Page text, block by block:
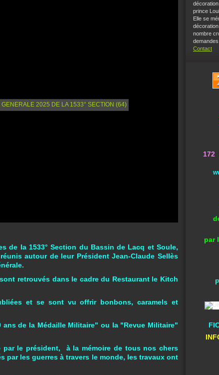
de la 1533° Section du Bassin de Lacq et Soule,
autour de leur Président Jean-Claude Sellès
retrouvés dans le cadre du Restaurant le Kitch
et se sont vu offrir bonbons, caramels et
ans de la Médaille Militaire" ou la "Revue Militaire"
par le président, à la mémoire de tous nos chers
par les guerres à travers le monde, les travaux ont
prince
Elle se
nombre
Contact
172
par